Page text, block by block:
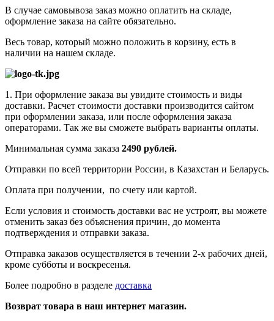
В случае самовывоза заказ можно оплатить на складе,
оформление заказа на сайте обязательно.
Весь товар, который можно положить в корзину, есть в
наличии на нашем складе.
1. При оформление заказа вы увидите стоимость и виды
доставки. Расчет стоимости доставки производится сайтом
при оформлении заказа, или после оформления заказа
операторами. Так же вы сможете выбрать варианты оплаты.
Минимальная сумма заказа 2490 рублей.
Отправки по всей территории России, в Казахстан и Беларусь.
Оплата при получении, по счету или картой.
Если условия и стоимость доставки вас не устроят, вы можете
отменить заказ без объяснения причин, до момента
подтверждения и отправки заказа.
Отправка заказов осуществляется в течении 2-х рабочих дней,
кроме субботы и воскресенья.
Более подробно в разделе доставка
Возврат товара в наш интернет магазин.